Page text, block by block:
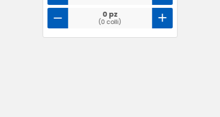
0 pz
(0 colli)